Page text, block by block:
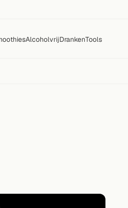
AlcoholvrijDrankenTools